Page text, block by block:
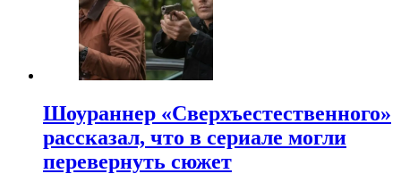
Шоураннер «Сверхъестественного»
рассказал, что в сериале могли
перевернуть сюжет